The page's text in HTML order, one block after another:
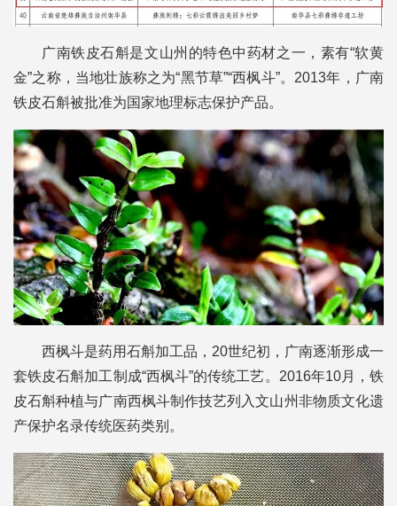
广南铁皮石斛是文山州的特色中药材之一，素有“软黄
金”之称，当地壮族称之为“黑节草”“西枫斗”。2013年，广南
铁皮石斛被批准为国家地理标志保护产品。
西枫斗是药用石斛加工品，20世纪初，广南逐渐形成一
套铁皮石斛加工制成“西枫斗”的传统工艺。2016年10月，铁
皮石斛种植与广南西枫斗制作技艺列入文山州非物质文化遗
产保护名录传统医药类别。